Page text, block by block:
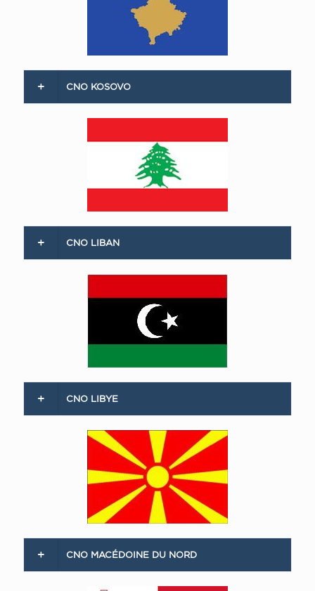
CNO KOSOVO
CNO LIBAN
CNO LIBYE
CNO MACÉDOINE DU NORD